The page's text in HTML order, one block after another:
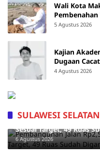
Wali Kota
Pembenahan
Landfill Capai
5 Agustus 2026
Kajian
Dugaan
Konflik Laoli
4 Agustus 2026
SULAWESI SELATAN
Pembangunan Jalan
Sesuai Target, 49 Ruas
6 Agustus 2026